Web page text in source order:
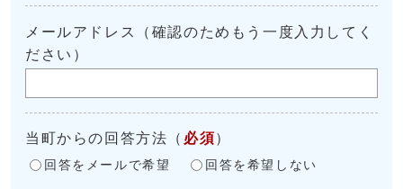
メールアドレス（確認のためもう一度入力してく
ださい）
当町からの回答方法 （ 必須 ）
回答をメールで希望 回答を希望しない